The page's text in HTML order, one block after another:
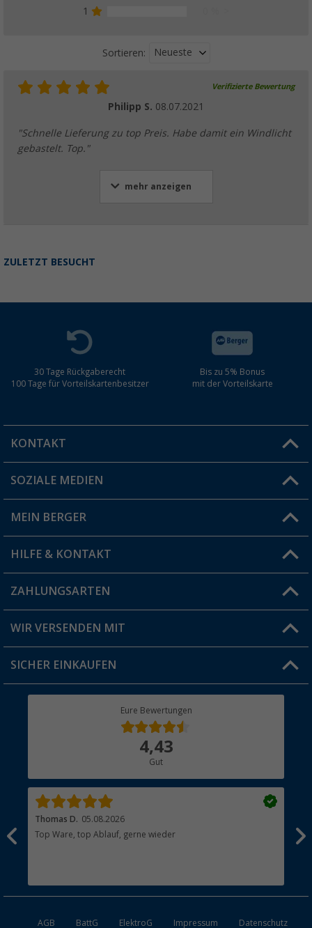
1
Sortieren: Neueste
Verifizierte Bewertung
Philipp S. 08.07.2021
"Schnelle Lieferung zu top Preis. Habe damit ein Windlicht
gebastelt. Top."
mehr anzeigen
ZULETZT BESUCHT
30 Tage Rückgaberecht
100 Tage für Vorteilskartenbesitzer
Bis zu 5% Bonus
mit der Vorteilskarte
KONTAKT
Du hast eine Frage?
Filiale finden
SOZIALE MEDIEN
MEIN BERGER
Vorteilskarte
Blog
Jobs & Karriere
HILFE & KONTAKT
FAQ & Kontakt
Versandinformationen
Rücksendung
ZAHLUNGSARTEN
WIR VERSENDEN MIT
SICHER EINKAUFEN
Eure Bewertungen
4,43
Gut
Thomas D. 05.08.2026
Top Ware, top Ablauf, gerne wieder
AGB BattG ElektroG Impressum Datenschutz